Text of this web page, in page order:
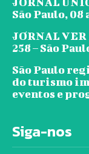
São Paulo, 08
JORNAL VER
258 – São
São Paulo
do turismo
eventos e
Siga-nos